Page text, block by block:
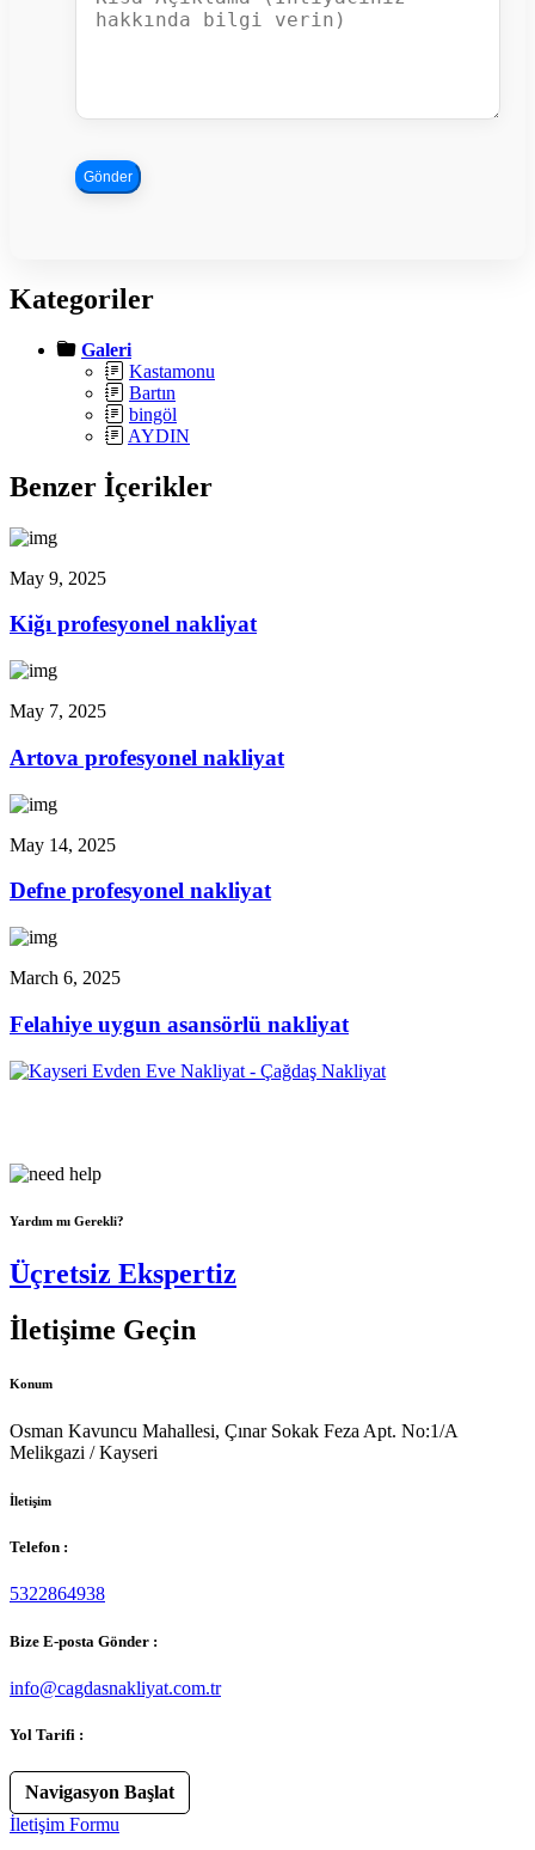
Gönder
Kategoriler
Galeri
Kastamonu
Bartın
bingöl
AYDIN
Benzer İçerikler
May 9, 2025
Kiğı profesyonel nakliyat
May 7, 2025
Artova profesyonel nakliyat
May 14, 2025
Defne profesyonel nakliyat
March 6, 2025
Felahiye uygun asansörlü nakliyat
Yardım mı Gerekli?
Üçretsiz Ekspertiz
İletişime Geçin
Konum
Osman Kavuncu Mahallesi, Çınar Sokak Feza Apt. No:1/A
Melikgazi / Kayseri
İletişim
Telefon :
5322864938
Bize E-posta Gönder :
info@cagdasnakliyat.com.tr
Yol Tarifi :
Navigasyon Başlat
İletişim Formu